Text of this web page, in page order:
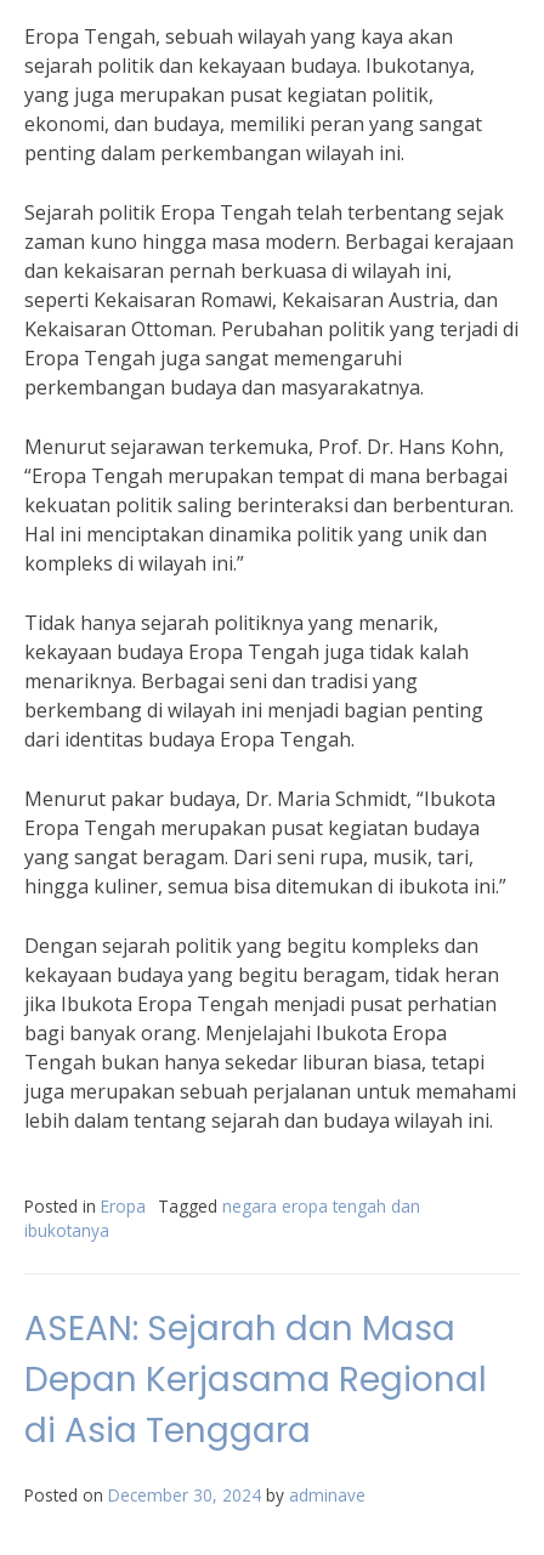
Eropa Tengah, sebuah wilayah yang kaya akan
sejarah politik dan kekayaan budaya. Ibukotanya,
yang juga merupakan pusat kegiatan politik,
ekonomi, dan budaya, memiliki peran yang sangat
penting dalam perkembangan wilayah ini.
Sejarah politik Eropa Tengah telah terbentang sejak
zaman kuno hingga masa modern. Berbagai kerajaan
dan kekaisaran pernah berkuasa di wilayah ini,
seperti Kekaisaran Romawi, Kekaisaran Austria, dan
Kekaisaran Ottoman. Perubahan politik yang terjadi di
Eropa Tengah juga sangat memengaruhi
perkembangan budaya dan masyarakatnya.
Menurut sejarawan terkemuka, Prof. Dr. Hans Kohn,
“Eropa Tengah merupakan tempat di mana berbagai
kekuatan politik saling berinteraksi dan berbenturan.
Hal ini menciptakan dinamika politik yang unik dan
kompleks di wilayah ini.”
Tidak hanya sejarah politiknya yang menarik,
kekayaan budaya Eropa Tengah juga tidak kalah
menariknya. Berbagai seni dan tradisi yang
berkembang di wilayah ini menjadi bagian penting
dari identitas budaya Eropa Tengah.
Menurut pakar budaya, Dr. Maria Schmidt, “Ibukota
Eropa Tengah merupakan pusat kegiatan budaya
yang sangat beragam. Dari seni rupa, musik, tari,
hingga kuliner, semua bisa ditemukan di ibukota ini.”
Dengan sejarah politik yang begitu kompleks dan
kekayaan budaya yang begitu beragam, tidak heran
jika Ibukota Eropa Tengah menjadi pusat perhatian
bagi banyak orang. Menjelajahi Ibukota Eropa
Tengah bukan hanya sekedar liburan biasa, tetapi
juga merupakan sebuah perjalanan untuk memahami
lebih dalam tentang sejarah dan budaya wilayah ini.
Posted in Eropa Tagged negara eropa tengah dan
ibukotanya
ASEAN: Sejarah dan Masa
Depan Kerjasama Regional
di Asia Tenggara
Posted on December 30, 2024 by adminave